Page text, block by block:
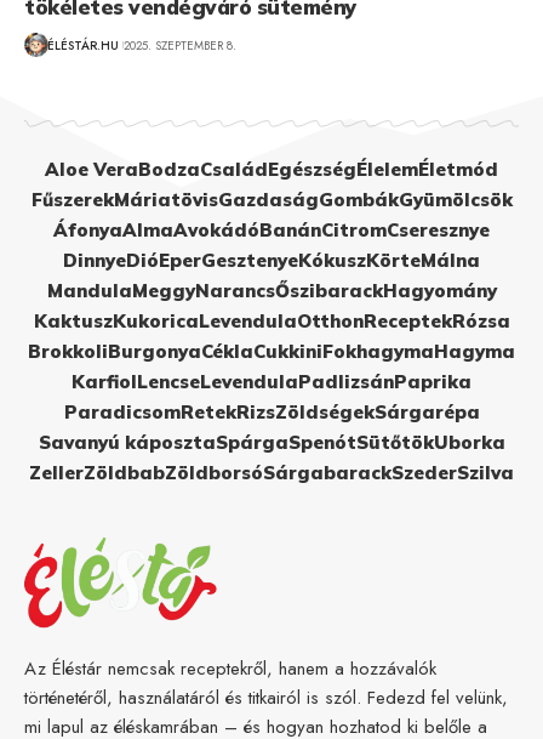
tökéletes vendégváró sütemény
ÉLÉSTÁR.HU 2025. SZEPTEMBER 8.
Aloe VeraBodzaCsaládEgészségÉlelemÉletmód
FűszerekMáriatövisGazdaságGombákGyümölcsök
ÁfonyaAlmaAvokádóBanánCitromCseresznye
DinnyeDióEperGesztenyeKókuszKörteMálna
MandulaMeggyNarancsŐszibarackHagyomány
KaktuszKukoricaLevendulaOtthonReceptekRózsa
BrokkoliBurgonyaCéklaCukkiniFokhagymaHagyma
KarfiolLencseLevendulaPadlizsánPaprika
ParadicsomRetekRizsZöldségekSárgarépa
Savanyú káposztaSpárgaSpenótSütőtökUborka
ZellerZöldbabZöldborsóSárgabarackSzederSzilva
Az Éléstár nemcsak receptekről, hanem a hozzávalók
történetéről, használatáról és titkairól is szól. Fedezd fel velünk,
mi lapul az éléskamrában – és hogyan hozhatod ki belőle a